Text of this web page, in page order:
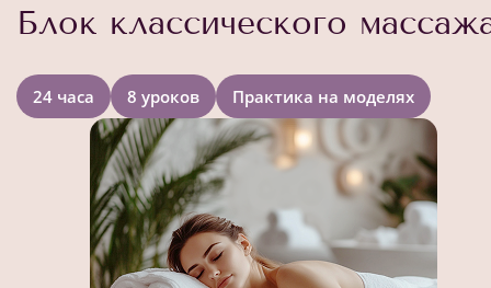
Блок классического
24 часа 8 уроков Практика на моделях